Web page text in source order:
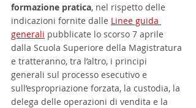
formazione pratica, nel rispetto delle
indicazioni fornite dalle Linee guida
generali pubblicate lo scorso 7 aprile
dalla Scuola Superiore della Magistratura
e tratteranno, tra l’altro, i principi
generali sul processo esecutivo e
sull’espropriazione forzata, la custodia, la
delega delle operazioni di vendita e la